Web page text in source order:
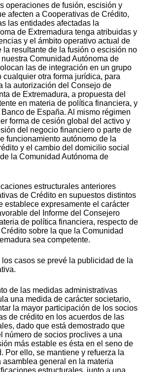
operaciones de fusión, escisión y
afecten a Cooperativas de Crédito,
las entidades afectadas la
de Extremadura tenga atribuidas y
y el ámbito operativo actual de
la resultante de la fusión o escisión no
Comunidad Autónoma de
las de integración en un grupo
cualquier otra forma jurídica, para
la autorización del Consejo de
de Extremadura, a propuesta del
en materia de política financiera, y
de España. Al mismo régimen
forma de cesión global del activo y
del negocio financiero o parte de
funcionamiento autónomo de la
y el cambio del domicilio social
la Comunidad Autónoma de
estructurales anteriores
de Crédito en supuestos distintos
establece expresamente el carácter
del Informe del Consejero
de política financiera, respecto de
sobre la que la Comunidad
sea competente.
casos se prevé la publicidad de la
de las medidas administrativas
una medida de carácter societario,
la mayor participación de los socios
de crédito en los acuerdos de las
dado que está demostrado que
número de socios proclives a una
más estable es ésta en el seno de
Por ello, se mantiene y refuerza la
asamblea general en la materia
estructurales, junto a una